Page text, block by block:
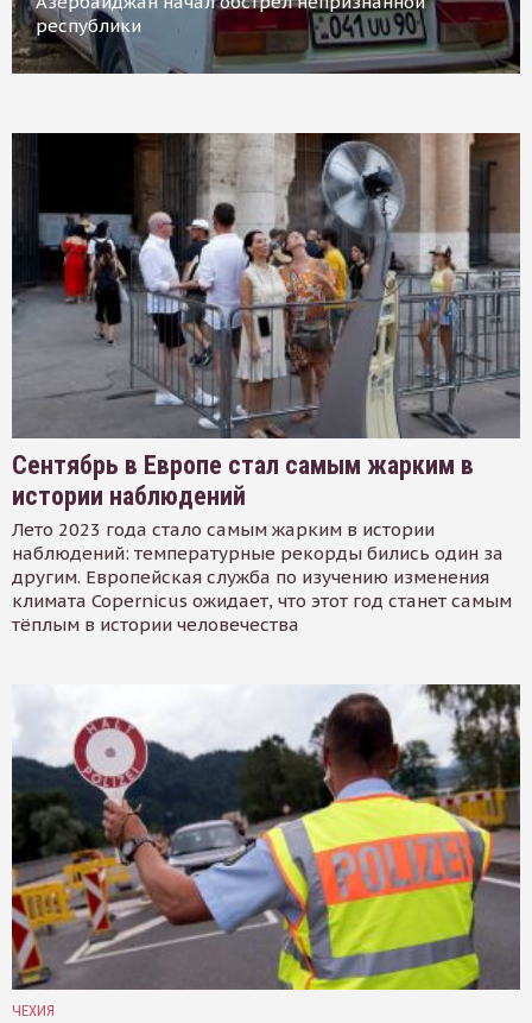
республики
Сентябрь в Европе стал самым жарким в
истории наблюдений
Лето 2023 года стало самым жарким в истории
наблюдений: температурные рекорды бились один за
другим. Европейская служба по изучению изменения
климата Copernicus ожидает, что этот год станет самым
тёплым в истории человечества
ЧЕХИЯ